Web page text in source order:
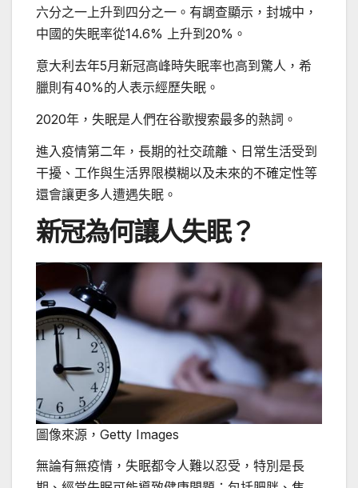
六分之一上升到四分之一。有調查顯示，封城中，
中國的失眠率從14.6% 上升到20%。
意大利去年5月新冠高峰時失眠率也高到驚人，希
臘則有40%的人表示經歷失眠。
2020年，失眠是人們在谷歌搜索最多的熱詞。
進入疫情第二年，長期的社交疏離、日常生活受到
干擾、工作與生活界限模糊以及未來的不確定性等
還會讓更多人遭遇失眠。
新冠為何讓人失眠？
圖像來源， Getty Images
無論有無疫情，失眠都令人難以忍受，特別是長